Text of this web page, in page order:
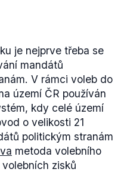
je nejprve třeba se
mandátů
V rámci voleb do
území ČR používán
kdy celé území
o velikosti 21
politickým stranám
metoda volebního
zisků